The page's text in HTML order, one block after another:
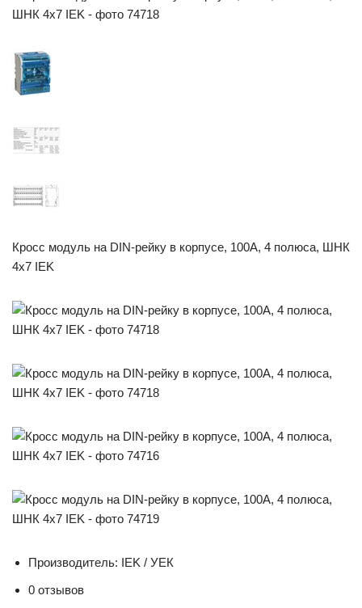
Кросс модуль на DIN-рейку в корпусе, 100А, 4 полюса, ШНК
4х7 IEK
Производитель: IEK / УЕК
0 отзывов